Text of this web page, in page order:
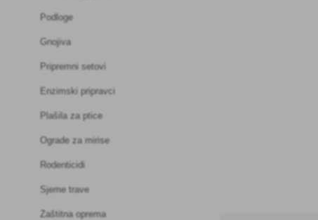
Podloge
Gnojiva
Pripremni setovi
Enzimski pripravci
Plašila za ptice
Ograde za mirise
Rodenticidi
Sjeme trave
Zaštitna oprema